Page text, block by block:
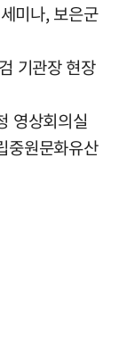
미나, 보은군
기관장 현장
영상회의실
중원문화유산